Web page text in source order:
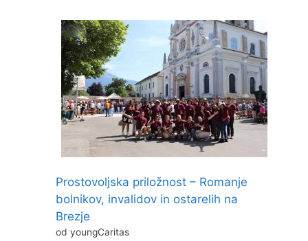
Prostovoljska priložnost – Romanje
bolnikov, invalidov in ostarelih na
Brezje
od youngCaritas